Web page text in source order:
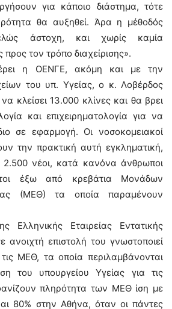
για κάποιο διάστημα, τότε
θα αυξηθεί. Άρα η μέθοδός
άστοχη, και χωρίς καμία
προς τον τρόπο διαχείρισης».
η ΟΕΝΓΕ, ακόμη και με την
του υπ. Υγείας, ο κ. Λοβέρδος
κλείσει 13.000 κλίνες και θα βρει
και επιχειρηματολογία για να
σε εφαρμογή. Οι νοσοκομειακοί
την πρακτική αυτή εγκληματική,
2.500 νέοι, κατά κανόνα άνθρωποι
έξω από κρεβάτια Μονάδων
(ΜΕΘ) τα οποία παραμένουν
Ελληνικής Εταιρείας Εντατικής
ανοιχτή επιστολή του γνωστοποιεί
τις ΜΕΘ, τα οποία περιλαμβάνονται
του υπουργείου Υγείας για τις
πληρότητα των ΜΕΘ ίση με
80% στην Αθήνα, όταν οι πάντες